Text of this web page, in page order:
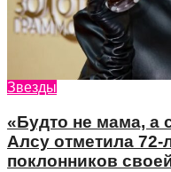
Звезды
«Будто не мама, а
Алсу отметила 72-
поклонников